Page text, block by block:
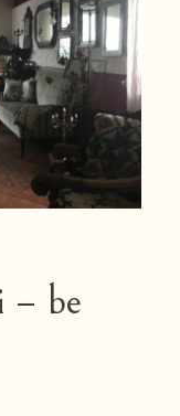
– be